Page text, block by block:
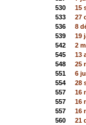
530
15
533
27
536
8
539
19
542
2
545
13
548
25
551
6
554
28
557
16
557
16
557
16
560
21